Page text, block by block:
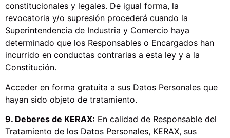
constitucionales y legales. De igual forma, la
revocatoria y/o supresión procederá cuando la
Superintendencia de Industria y Comercio haya
determinado que los Responsables o Encargados han
incurrido en conductas contrarias a esta ley y a la
Constitución.
Acceder en forma gratuita a sus Datos Personales que
hayan sido objeto de tratamiento.
9. Deberes de KERAX: En calidad de Responsable del
Tratamiento de los Datos Personales, KERAX, sus